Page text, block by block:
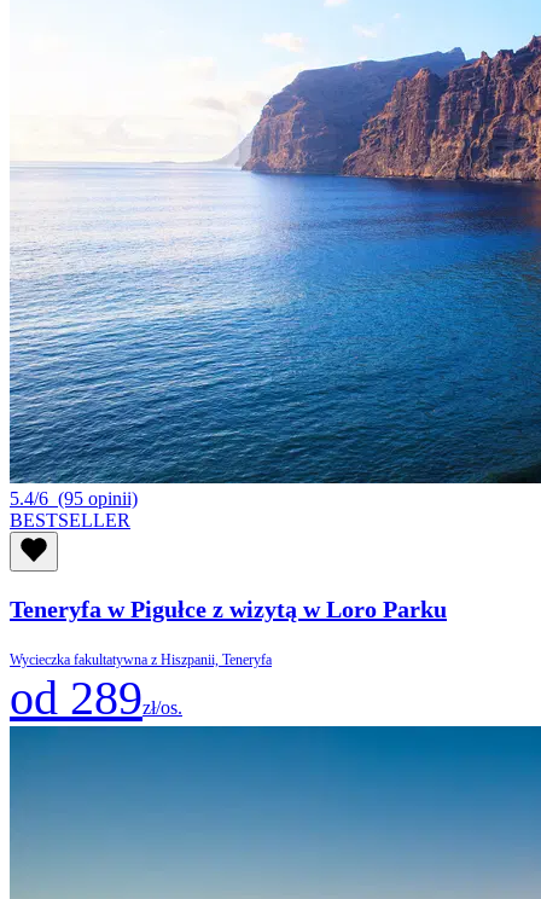
5.4/6 (95 opinii)
BESTSELLER
Teneryfa w Pigułce z wizytą w Loro Parku
Wycieczka fakultatywna z Hiszpanii, Teneryfa
od 289zł/os.